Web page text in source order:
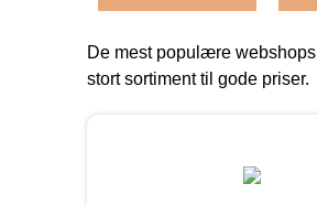
De mest populære
stort sortiment til gode priser.